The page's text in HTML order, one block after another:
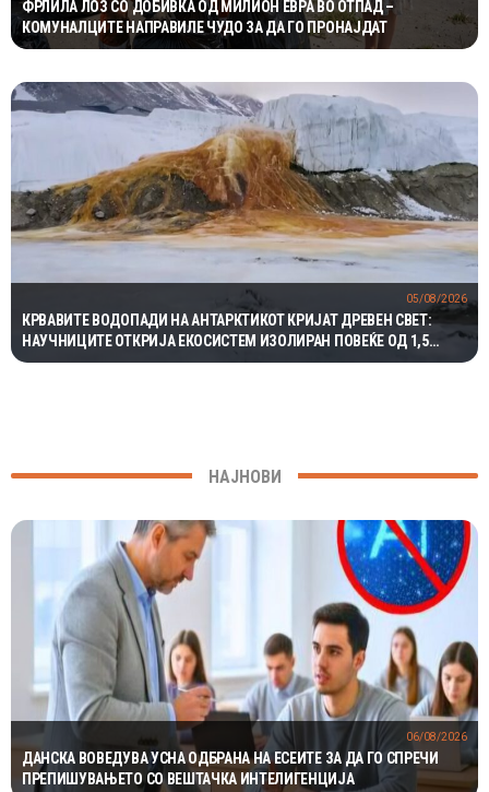
ФРЛИЛА ЛОЗ СО ДОБИВКА ОД МИЛИОН ЕВРА ВО ОТПАД –
КОМУНАЛЦИТЕ НАПРАВИЛЕ ЧУДО ЗА ДА ГО ПРОНАЈДАТ
КРВАВИТЕ ВОДОПАДИ НА АНТАРКТИКОТ КРИЈАТ ДРЕВЕН СВЕТ:
НАУЧНИЦИТЕ ОТКРИЈА ЕКОСИСТЕМ ИЗОЛИРАН ПОВЕЌЕ ОД 1,5
МИЛИОНИ ГОДИНИ
05/08/2026
НАЈНОВИ
ДАНСКА ВОВЕДУВА УСНА ОДБРАНА НА ЕСЕИТЕ ЗА ДА ГО СПРЕЧИ
ПРЕПИШУВАЊЕТО СО ВЕШТАЧКА ИНТЕЛИГЕНЦИЈА
06/08/2026